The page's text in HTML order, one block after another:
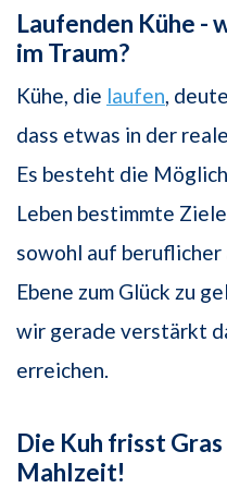
Laufenden Kühe -
im Traum?
Kühe, die laufen ,
dass etwas in der
Es besteht die
Leben bestimmte
sowohl auf
Ebene zum Glück zu
wir gerade verstärkt
erreichen.
Die Kuh frisst
Mahlzeit!